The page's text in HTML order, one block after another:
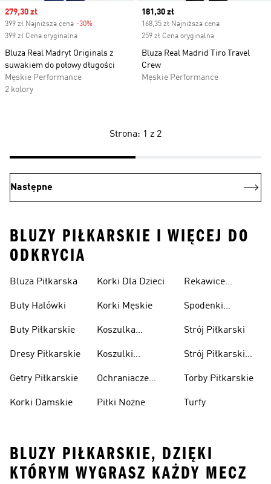
Sale price
279,30 zł
399 zł Najniższa cena -30%
399 zł Cena oryginalna
Bluza Real Madryt Originals z
suwakiem do połowy długości
Męskie Performance
2 kolory
Current price
181,30 zł
168,35 zł Najniższa cena
259 zł Cena oryginalna
Bluza Real Madrid Tiro Travel
Crew
Męskie Performance
Strona: 1 z 2
Następne
BLUZY PIŁKARSKIE I WIĘCEJ DO
ODKRYCIA
Bluza Piłkarska
Buty Halówki
Buty Piłkarskie
Dresy Piłkarskie
Getry Piłkarskie
Korki Damskie
Korki Dla Dzieci
Korki Męskie
Koszulka
Koszulki
Dzieci
Ochraniacze
Piłki Nożne
Rekawice
Spodenki
Strój Piłkarski
Strój Piłkarski
Torby Piłkarskie
Turfy
BLUZY PIŁKARSKIE, DZIĘKI
KTÓRYM WYGRASZ KAŻDY MECZ